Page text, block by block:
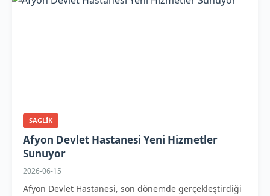
SAGLIK
Afyon Devlet Hastanesi Yeni Hizmetler
Sunuyor
2026-06-15
Afyon Devlet Hastanesi, son dönemde gerçekleştirdiği